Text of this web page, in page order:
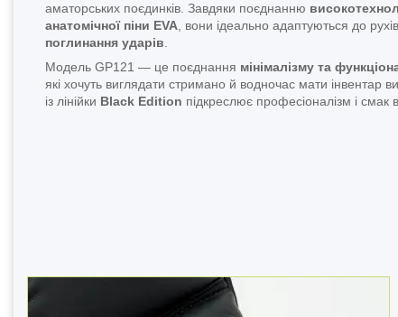
аматорських поєдинків. Завдяки поєднанню
анатомічної піни EVA , вони ідеально адаптуються до
поглинання ударів
Модель GP121 — це поєднання мінімалізму та
які хочуть виглядати стримано й водночас мати інвентар
із лінійки Black Edition підкреслює професіоналізм і смак